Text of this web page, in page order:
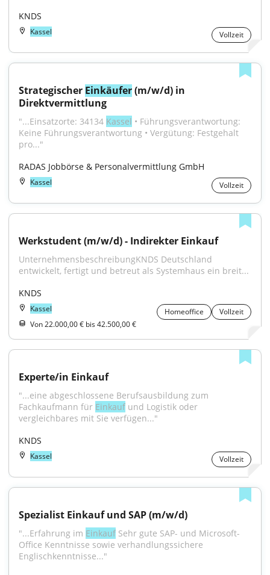
KNDS
Kassel Vollzeit
Strategischer Einkäufer (m/w/d) in
Direktvermittlung
"...Einsatzorte: 34134 Kassel • Führungsverantwortung:
Keine Führungsverantwortung • Vergütung: Festgehalt
pro..."
RADAS Jobbörse & Personalvermittlung GmbH
Kassel Vollzeit
Werkstudent (m/w/d) - Indirekter Einkauf
UnternehmensbeschreibungKNDS Deutschland
entwickelt, fertigt und betreut als Systemhaus ein breit...
KNDS
Kassel Homeoffice
Vollzeit
Von 22.000,00 € bis 42.500,00 €
Experte/in Einkauf
"...eine abgeschlossene Berufsausbildung zum
Fachkaufmann für Einkauf und Logistik oder
vergleichbares mit Sie verfügen..."
KNDS
Kassel Vollzeit
Spezialist Einkauf und SAP (m/w/d)
"...Erfahrung im Einkauf Sehr gute SAP- und Microsoft-
Office Kenntnisse sowie verhandlungssichere
Englischkenntnisse..."